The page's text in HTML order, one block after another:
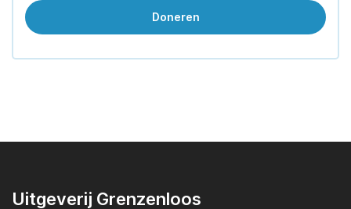
Doneren
Uitgeverij Grenzenloos